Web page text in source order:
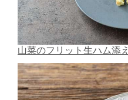
山菜のフリット生ハム添え